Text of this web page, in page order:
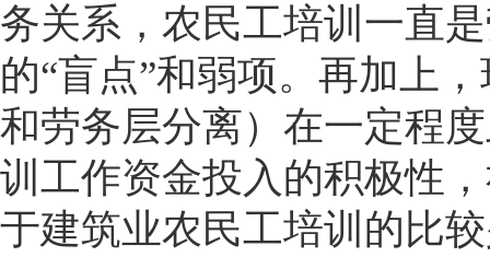
务关系，农民工培训一直
的“盲点”和弱项。再加上
和劳务层分离）在一定程
训工作资金投入的积极性
于建筑业农民工培训的比